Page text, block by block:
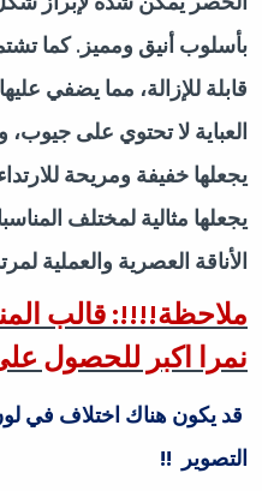
بأسلوب أنيق ومميز. كما
قابلة للإزالة، مما يضفي
العباية لا تحتوي على
يجعلها خفيفة ومريحة
يجعلها مثالية لمختلف
الأناقة العصرية والعملية
ملاحظة!!!!: قالب
نمرا اكبر للحصول
قد يكون هناك اختلاف في
التصوير
!!